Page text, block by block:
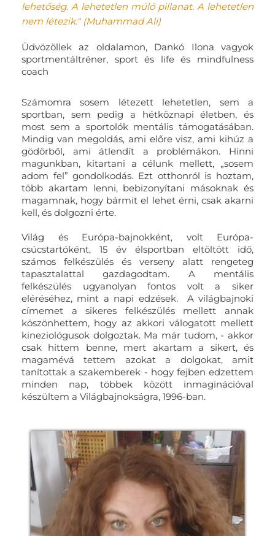
lehetőség. A lehetetlen múló pillanat. A lehetetlen
nem létezik." (Muhammad Ali)
Üdvözöllek az oldalamon, Dankó Ilona vagyok
sportmentáltréner, sport és life és mindfulness
coach
Számomra sosem létezett lehetetlen, sem a
sportban, sem pedig a hétköznapi életben, és
most sem a sportolók mentális támogatásában.
Mindig van megoldás, ami előre visz, ami kihúz a
gödörből, ami átlendít a problémákon. Hinni
magunkban, kitartani a célunk mellett, „sosem
adom fel” gondolkodás. Ezt otthonról is hoztam,
több akartam lenni, bebizonyítani másoknak és
magamnak, hogy bármit el lehet érni, csak akarni
kell, és dolgozni érte.
Világ és Európa-bajnokként, volt Európa-
csúcstartóként, 15 év élsportban eltöltött idő,
számos felkészülés és verseny alatt rengeteg
tapasztalattal gazdagodtam. A mentális
felkészülés ugyanolyan fontos volt a siker
eléréséhez, mint a napi edzések. A világbajnoki
címemet a sikeres felkészülés mellett annak
köszönhettem, hogy az akkori válogatott mellett
kineziológusok dolgoztak. Ma már tudom, - akkor
csak hittem benne, mert akartam a sikert, és
magamévá tettem azokat a dolgokat, amit
tanítottak a szakemberek - hogy fejben edzettem
minden nap, többek között inmaginációval
készültem a Világbajnokságra, 1996-ban.